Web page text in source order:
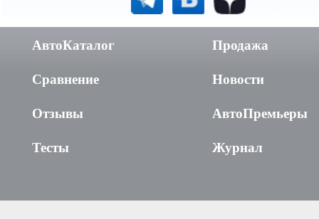
АвтоКаталог
Сравнение
Отзывы
Тесты
Продажа
Новости
АвтоПремьеры
Журнал